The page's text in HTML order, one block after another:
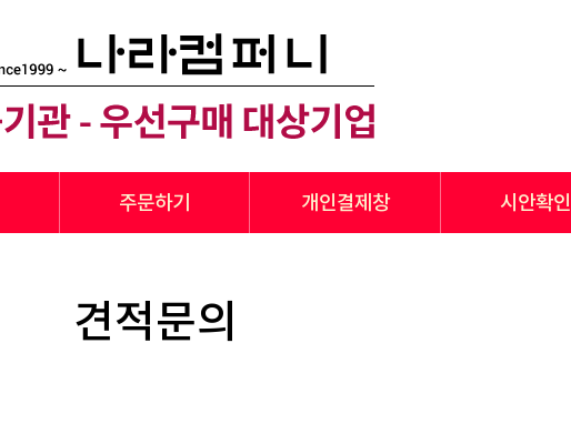
주문하기 개인결제창 시안확인
견적문의